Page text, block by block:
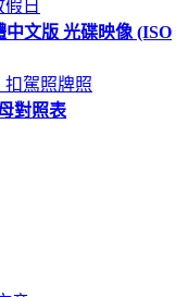
日
中文版 光碟映像 (ISO
扣駕照牌照
對照表